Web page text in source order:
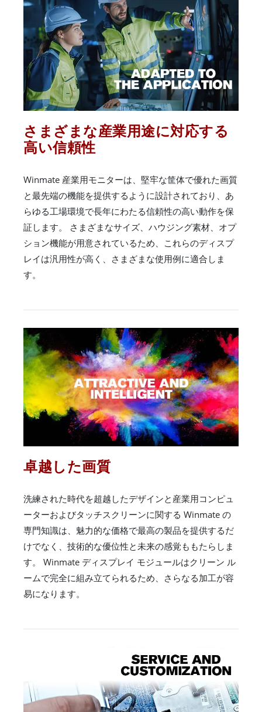
さまざまな産業用途に対応する
高い信頼性
Winmate 産業用モニターは、堅牢な筐体で優れた画質
と最先端の機能を提供するように設計されており、あ
らゆる工場環境で長年にわたる信頼性の高い動作を保
証します。 さまざまなサイズ、ハウジング素材、オプ
ション機能が用意されているため、これらのディスプ
レイは汎用性が高く、さまざまな使用例に適合しま
す。
卓越した画質
洗練された時代を超越したデザインと産業用コンピュ
ーターおよびタッチスクリーンに関する Winmate の
専門知識は、魅力的な価格で最高の製品を提供するだ
けでなく、技術的な優位性と未来の感覚ももたらしま
す。 Winmate ディスプレイ モジュールはクリーン ル
ームで完全に組み立てられるため、さらなる加工が容
易になります。